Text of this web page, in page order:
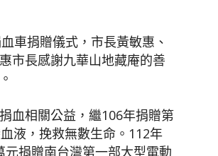
網
車捐贈儀式，市長黃敏惠、
市長感謝九華山地藏庵的善
血相關公益，繼106年捐贈第
液，挽救無數生命。112年
捐贈南台灣第一部大型電動